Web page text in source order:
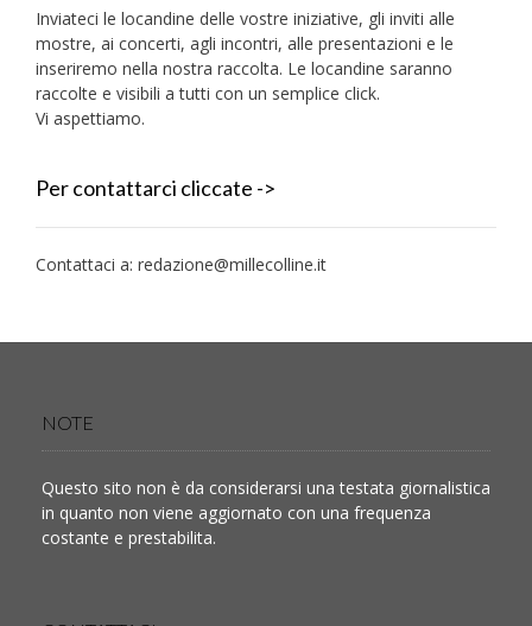
Inviateci le locandine delle vostre iniziative, gli inviti alle
mostre, ai concerti, agli incontri, alle presentazioni e le
inseriremo nella nostra raccolta. Le locandine saranno
raccolte e visibili a tutti con un semplice click.
Vi aspettiamo.
Per contattarci cliccate ->
Contattaci a: redazione@millecolline.it
NOTE
Questo sito non è da considerarsi una testata giornalistica
in quanto non viene aggiornato con una frequenza
costante e prestabilita.